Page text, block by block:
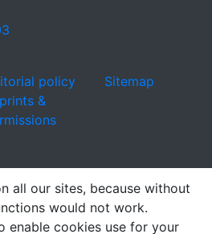
policy
&
Sitemap
all our sites, because without
would not work.
enable cookies use for your